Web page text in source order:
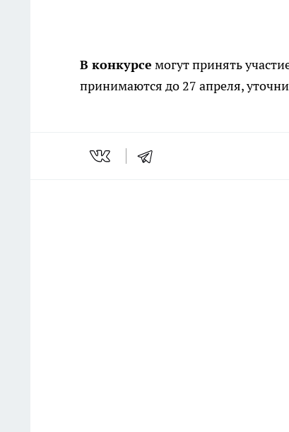
В конкурсе могут принять
принимаются до 27 апреля,